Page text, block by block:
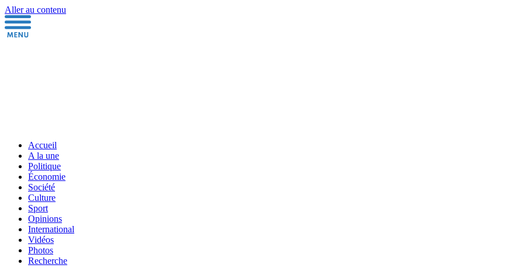
Aller au contenu
Accueil
A la une
Politique
Économie
Société
Culture
Sport
Opinions
International
Vidéos
Photos
Recherche